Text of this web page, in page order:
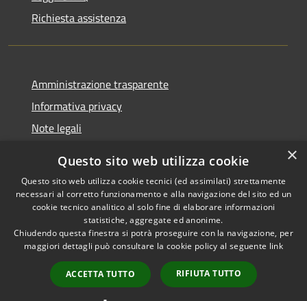
Richiesta assistenza
Amministrazione trasparente
Informativa privacy
Note legali
Accessibilità
Privacy
Mappa del sito
Copyright © 2026 • Comune di
Fontevivo • Powered by
Municipium•Accesso
redazione
×
Questo sito web utilizza cookie
Questo sito web utilizza cookie tecnici (ed assimilati) strettamente
necessari al corretto funzionamento e alla navigazione del sito ed un
cookie tecnico analitico al solo fine di elaborare informazioni
statistiche, aggregate ed anonime.
Chiudendo questa finestra si potrà proseguire con la navigazione, per
maggiori dettagli può consultare la cookie policy al seguente link
ACCETTA TUTTO RIFIUTA TUTTO